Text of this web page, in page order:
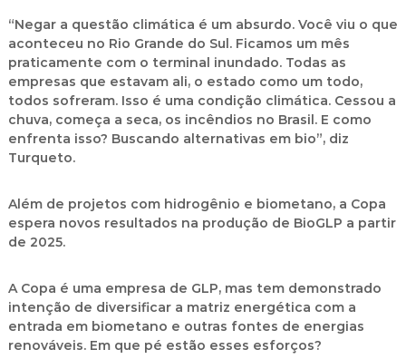
“Negar a questão climática é um absurdo. Você viu o que
aconteceu no Rio Grande do Sul. Ficamos um mês
praticamente com o terminal inundado. Todas as
empresas que estavam ali, o estado como um todo,
todos sofreram. Isso é uma condição climática. Cessou a
chuva, começa a seca, os incêndios no Brasil. E como
enfrenta isso? Buscando alternativas em bio”, diz
Turqueto.
Além de projetos com hidrogênio e biometano, a Copa
espera novos resultados na produção de BioGLP a partir
de 2025.
A Copa é uma empresa de GLP, mas tem demonstrado
intenção de diversificar a matriz energética com a
entrada em biometano e outras fontes de energias
renováveis. Em que pé estão esses esforços?